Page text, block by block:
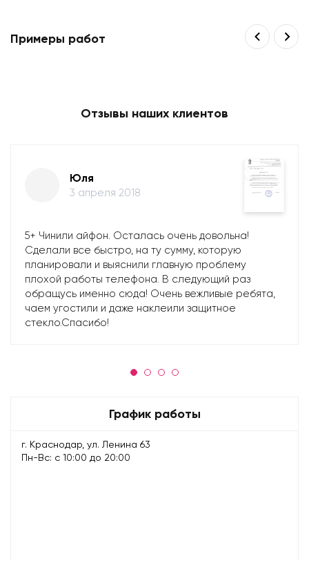
Примеры работ
Отзывы наших клиентов
Юля
3 апреля 2018
5+ Чинили айфон. Осталась очень довольна!
Сделали все быстро, на ту сумму, которую
планировали и выяснили главную проблему
плохой работы телефона. В следующий раз
обращусь именно сюда! Очень вежливые ребята,
чаем угостили и даже наклеили защитное
стекло.Спасибо!
График работы
г. Краснодар, ул. Ленина 63
Пн-Вс: с 10:00 до 20:00